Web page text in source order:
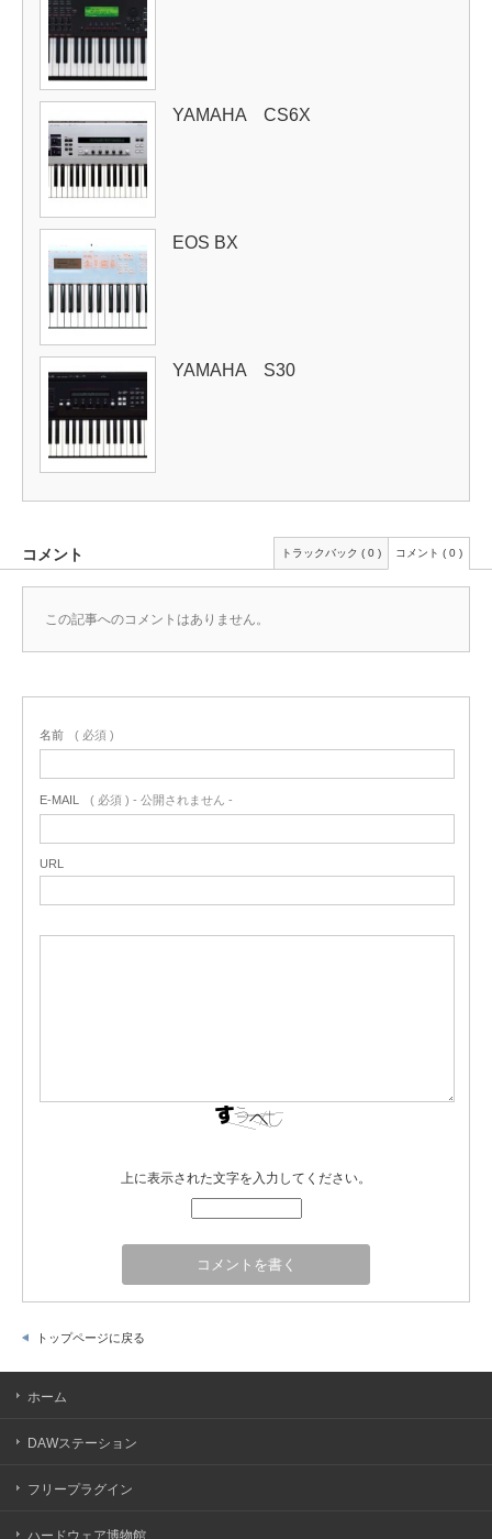
YAMAHA CS6X
EOS BX
YAMAHA S30
コメント トラックバック ( 0 ) コメント ( 0 )
この記事へのコメントはありません。
名前 ( 必須 )
E-MAIL ( 必須 ) - 公開されません -
URL
上に表示された文字を入力してください。
トップページに戻る
ホーム
DAWステーション
フリープラグイン